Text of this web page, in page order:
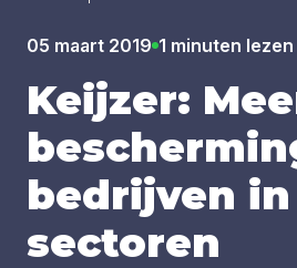
05 maart 2019 1 minuten lezen
Keij­zer:
bedrij­ven
sec­to­ren